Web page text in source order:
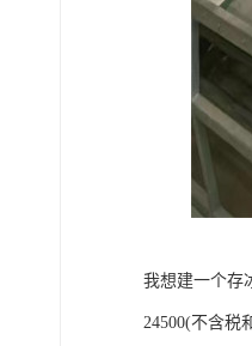
我想建一个存
24500(不含税